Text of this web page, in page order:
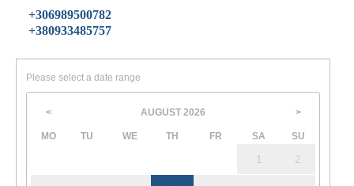
+306989500782
+380933485757
Please select a date range
< AUGUST 2026 >
MO TU WE TH FR SA SU
1 2